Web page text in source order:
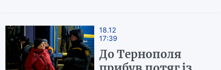
18.12
17:39
До Тернополя